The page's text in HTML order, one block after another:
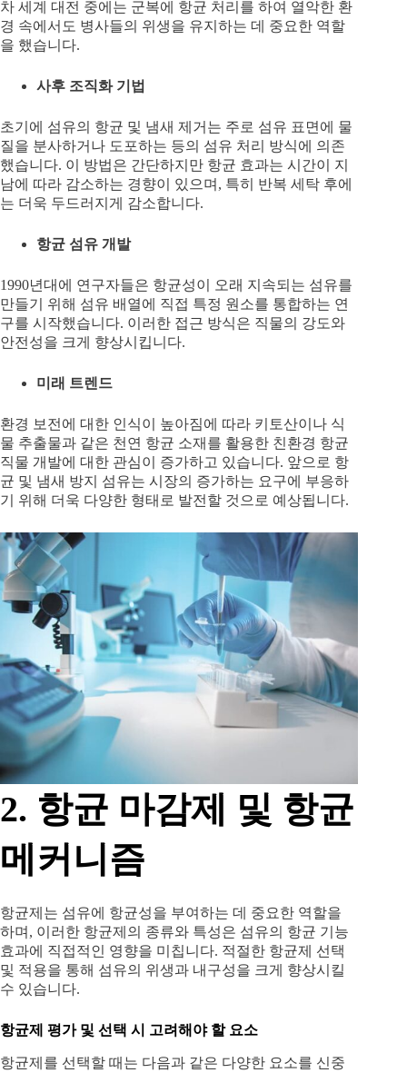
차 세계 대전 중에는 군복에 항균 처리를 하여 열악한 환
경 속에서도 병사들의 위생을 유지하는 데 중요한 역할
을 했습니다.
사후 조직화 기법
초기에 섬유의 항균 및 냄새 제거는 주로 섬유 표면에 물
질을 분사하거나 도포하는 등의 섬유 처리 방식에 의존
했습니다. 이 방법은 간단하지만 항균 효과는 시간이 지
남에 따라 감소하는 경향이 있으며, 특히 반복 세탁 후에
는 더욱 두드러지게 감소합니다.
항균 섬유 개발
1990년대에 연구자들은 항균성이 오래 지속되는 섬유를
만들기 위해 섬유 배열에 직접 특정 원소를 통합하는 연
구를 시작했습니다. 이러한 접근 방식은 직물의 강도와
안전성을 크게 향상시킵니다.
미래 트렌드
환경 보전에 대한 인식이 높아짐에 따라 키토산이나 식
물 추출물과 같은 천연 항균 소재를 활용한 친환경 항균
직물 개발에 대한 관심이 증가하고 있습니다. 앞으로 항
균 및 냄새 방지 섬유는 시장의 증가하는 요구에 부응하
기 위해 더욱 다양한 형태로 발전할 것으로 예상됩니다.
2. 항균 마감제 및 항균
메커니즘
항균제는 섬유에 항균성을 부여하는 데 중요한 역할을
하며, 이러한 항균제의 종류와 특성은 섬유의 항균 기능
효과에 직접적인 영향을 미칩니다. 적절한 항균제 선택
및 적용을 통해 섬유의 위생과 내구성을 크게 향상시킬
수 있습니다.
항균제 평가 및 선택 시 고려해야 할 요소
항균제를 선택할 때는 다음과 같은 다양한 요소를 신중